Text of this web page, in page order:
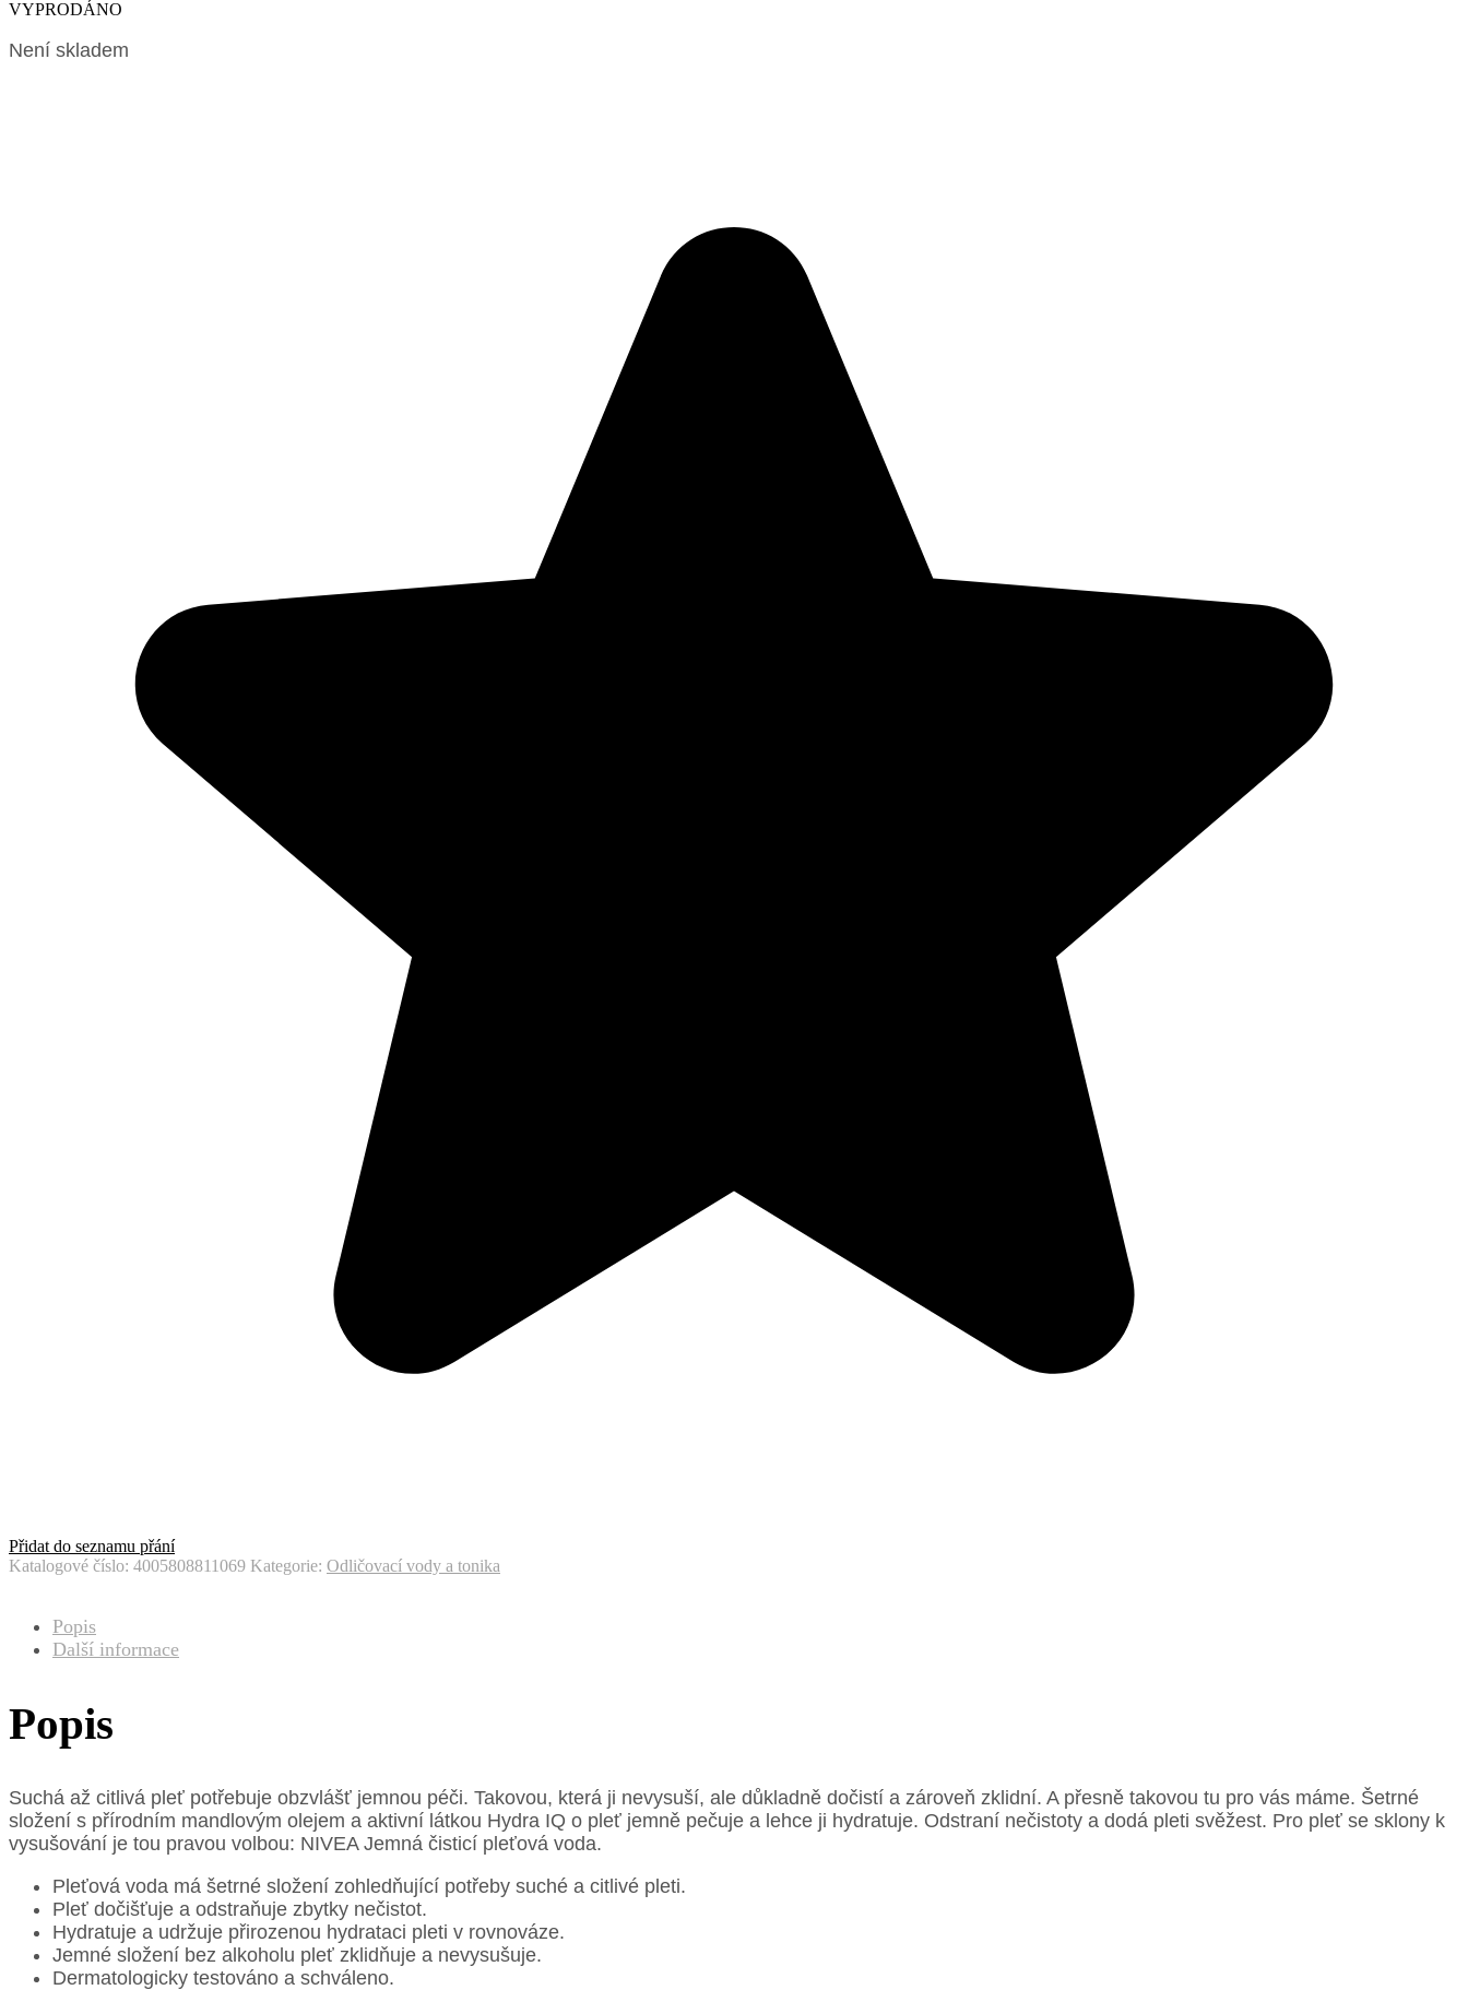
VYPRODÁNO
Není skladem
Přidat do seznamu přání
Katalogové číslo: 4005808811069 Kategorie: Odličovací vody a tonika
Popis
Další informace
Popis
Suchá až citlivá pleť potřebuje obzvlášť jemnou péči. Takovou, která ji nevysuší, ale důkladně dočistí a zároveň zklidní. A přesně takovou tu pro vás máme. Šetrné
složení s přírodním mandlovým olejem a aktivní látkou Hydra IQ o pleť jemně pečuje a lehce ji hydratuje. Odstraní nečistoty a dodá pleti svěžest. Pro pleť se sklony k
vysušování je tou pravou volbou: NIVEA Jemná čisticí pleťová voda.
Pleťová voda má šetrné složení zohledňující potřeby suché a citlivé pleti.
Pleť dočišťuje a odstraňuje zbytky nečistot.
Hydratuje a udržuje přirozenou hydrataci pleti v rovnováze.
Jemné složení bez alkoholu pleť zklidňuje a nevysušuje.
Dermatologicky testováno a schváleno.